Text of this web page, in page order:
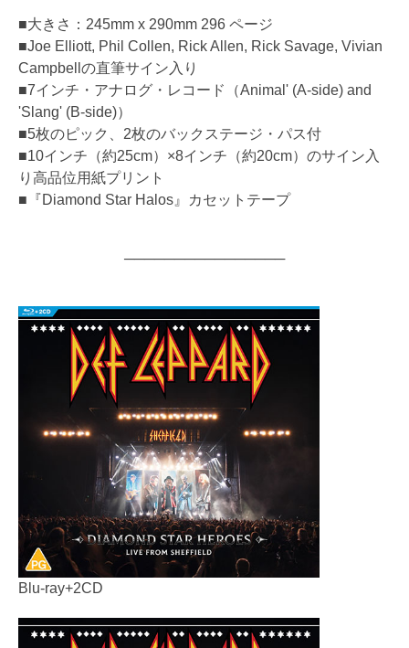
■大きさ：245mm x 290mm 296 ページ
■Joe Elliott, Phil Collen, Rick Allen, Rick Savage, Vivian
Campbellの直筆サイン入り
■7インチ・アナログ・レコード（Animal' (A-side) and
'Slang' (B-side)）
■5枚のピック、2枚のバックステージ・パス付
■10インチ（約25cm）×8インチ（約20cm）のサイン入
り高品位用紙プリント
■『Diamond Star Halos』カセットテープ
────────────────
Blu-ray+2CD